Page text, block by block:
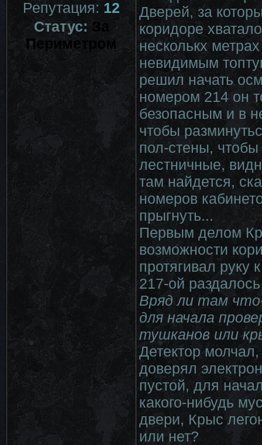
Репутация: 12
Статус:За
Периметром
Дверей, за
коридоре
несколькх
невидимым
решил начать
номером 214 он
безопасным и в
чтобы
пол-стены,
лестничные,
там найдется,
номеров
прыгнуть...
Первым делом
возможности
протягивал руку
217-ой
Вряд ли там
для начала
тушканов или
Детектор
доверял
пустой, для
какого-нибудь
двери, Крыс
или нет?